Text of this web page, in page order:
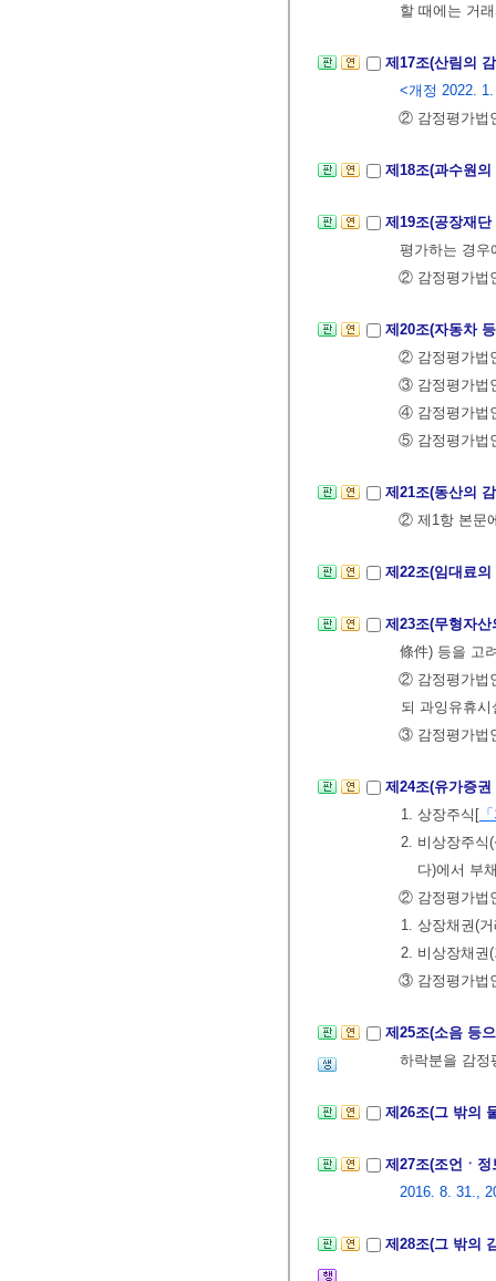
할 때에는 거
제17조(산림의
<개정 2022.
② 감정평가법
제18조(과수원
제19조(공장재
평가하는 경
② 감정평가법
제20조(자동차
② 감정평가법
③ 감정평가법
④ 감정평가법
⑤ 감정평가법
제21조(동산의
② 제1항 본문
제22조(임대료
제23조(무형자
條件) 등을 고
② 감정평가법
되 과잉유휴
③ 감정평가법
제24조(유가증
1. 상장주식[
2. 비상장주식
다)에서 부
② 감정평가법
1. 상장채권(
2. 비상장채권
③ 감정평가법
제25조(소음 등
하락분을 감정
제26조(그 밖의
제27조(조언ㆍ
2016. 8. 31.,
제28조(그 밖의